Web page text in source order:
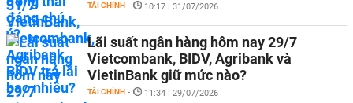
TÀI CHÍNH - 10:17 | 31/07/2026
Lãi suất ngân hàng hôm nay 29/7
Vietcombank, BIDV, Agribank và
VietinBank giữ mức nào?
TÀI CHÍNH - 11:34 | 29/07/2026